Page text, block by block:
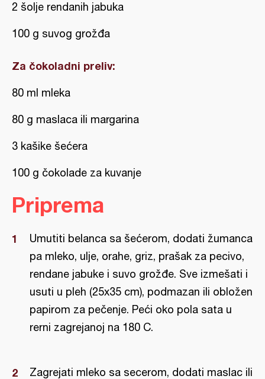
2 šolje rendanih jabuka
100 g suvog grožđa
Za čokoladni preliv:
80 ml mleka
80 g maslaca ili margarina
3 kašike šećera
100 g čokolade za kuvanje
Priprema
Umutiti belanca sa šećerom, dodati žumanca
pa mleko, ulje, orahe, griz, prašak za pecivo,
rendane jabuke i suvo grožđe. Sve izmešati i
usuti u pleh (25x35 cm), podmazan ili obložen
papirom za pečenje. Peći oko pola sata u
rerni zagrejanoj na 180 C.
Zagrejati mleko sa secerom, dodati maslac ili